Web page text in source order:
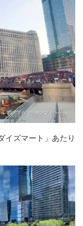
イズマート」あたり